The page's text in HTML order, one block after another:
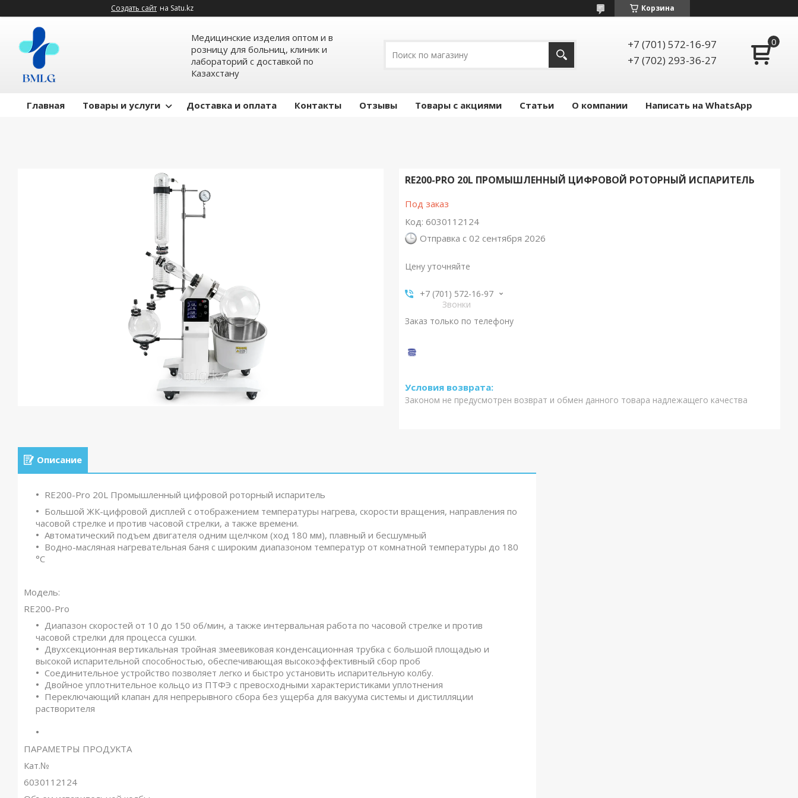
Создать сайт на Satu.kz Корзина
Медицинские изделия оптом и в
розницу для больниц, клиник и
лабораторий с доставкой по
Казахстану
+7 (701) 572-16-97
+7 (702) 293-36-27
Главная Товары и услуги Доставка и оплата Контакты Отзывы Товары с акциями Статьи О компании Написать на WhatsApp
RE200-PRO 20L ПРОМЫШЛЕННЫЙ ЦИФРОВОЙ РОТОРНЫЙ ИСПАРИТЕЛЬ
Под заказ
Код: 6030112124
Отправка с 02 сентября 2026
Цену уточняйте
+7 (701) 572-16-97
Звонки
Заказ только по телефону
Законом не предусмотрен возврат и обмен данного товара надлежащего качества
Описание
RE200-Pro 20L Промышленный цифровой роторный испаритель
Большой ЖК-цифровой дисплей с отображением температуры нагрева, скорости вращения, направления по
часовой стрелке и против часовой стрелки, а также времени.
Автоматический подъем двигателя одним щелчком (ход 180 мм), плавный и бесшумный
Водно-масляная нагревательная баня с широким диапазоном температур от комнатной температуры до 180
°C
Модель:
RE200-Pro
Диапазон скоростей от 10 до 150 об/мин, а также интервальная работа по часовой стрелке и против
часовой стрелки для процесса сушки.
Двухсекционная вертикальная тройная змеевиковая конденсационная трубка с большой площадью и
высокой испарительной способностью, обеспечивающая высокоэффективный сбор проб
Соединительное устройство позволяет легко и быстро установить испарительную колбу.
Двойное уплотнительное кольцо из ПТФЭ с превосходными характеристиками уплотнения
Переключающий клапан для непрерывного сбора без ущерба для вакуума системы и дистилляции
растворителя
ПАРАМЕТРЫ ПРОДУКТА
Кат.№
6030112124